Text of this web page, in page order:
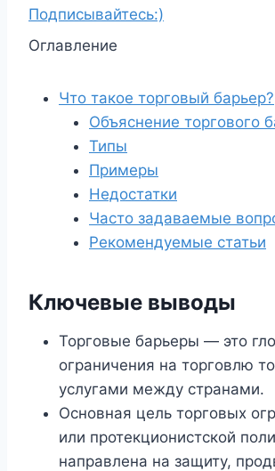
Подписывайтесь:)
Оглавление
Что такое торговый барьер?
Объяснение торгового
Типы
Примеры
Недостатки
Часто задаваемые
Рекомендуемые статьи
Ключевые выводы
Торговые барьеры — это
ограничения на торговлю
услугами между странами.
Основная цель торговых
или протекционистской
направлена ​​на защиту,